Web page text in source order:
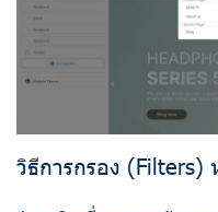
วิธีการกรอง (Filters)